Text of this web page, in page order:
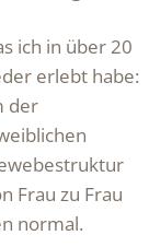
ich in über 20
erlebt habe:
der
Frau zu Frau
normal.